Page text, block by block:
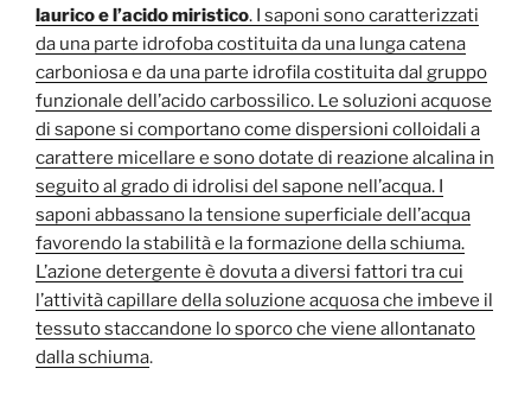
laurico e l’acido miristico. I saponi sono caratterizzati
da una parte idrofoba costituita da una lunga catena
carboniosa e da una parte idrofila costituita dal gruppo
funzionale dell’acido carbossilico. Le soluzioni acquose
di sapone si comportano come dispersioni colloidali a
carattere micellare e sono dotate di reazione alcalina in
seguito al grado di idrolisi del sapone nell’acqua. I
saponi abbassano la tensione superficiale dell’acqua
favorendo la stabilità e la formazione della schiuma.
L’azione detergente è dovuta a diversi fattori tra cui
l’attività capillare della soluzione acquosa che imbeve il
tessuto staccandone lo sporco che viene allontanato
dalla schiuma.